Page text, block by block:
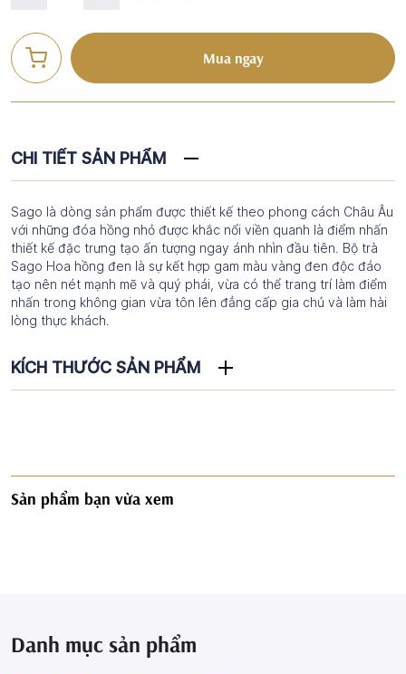
Mua ngay
CHI TIẾT SẢN PHẨM
Sago là dòng sản phẩm được thiết kế theo phong cách Châu Âu
với những đóa hồng nhỏ được khắc nổi viền quanh là điểm nhấn
thiết kế đặc trưng tạo ấn tượng ngay ánh nhìn đầu tiên. Bộ trà
Sago Hoa hồng đen là sự kết hợp gam màu vàng đen độc đáo
tạo nên nét mạnh mẽ và quý phái, vừa có thể trang trí làm điểm
nhấn trong không gian vừa tôn lên đẳng cấp gia chủ và làm hài
lòng thực khách.
KÍCH THƯỚC SẢN PHẨM
Sản phẩm bạn vừa xem
Danh mục sản phẩm